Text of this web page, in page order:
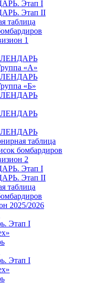
Этап I
Этап II
таблица
1
«А»
«Б»
таблица
бомбардиров
2
Этап I
Этап II
таблица
2025/2026
Этап I
Этап I